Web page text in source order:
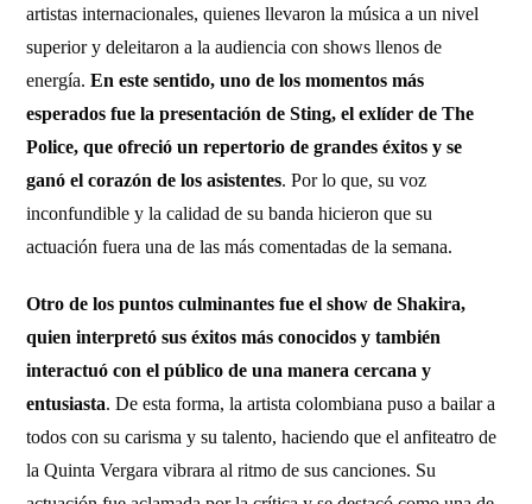
artistas internacionales, quienes llevaron la música a un nivel
superior y deleitaron a la audiencia con shows llenos de
energía.En este sentido, uno de los momentos más
esperados fue la presentación de Sting, el exlíder de The
Police, que ofreció un repertorio de grandes éxitos y se
ganó el corazón de los asistentes. Por lo que, su voz
inconfundible y la calidad de su banda hicieron que su
actuación fuera una de las más comentadas de la semana.
Otro de los puntos culminantes fue el show de Shakira,
quien interpretó sus éxitos más conocidos y también
interactuó con el público de una manera cercana y
entusiasta. De esta forma, la artista colombiana puso a bailar a
todos con su carisma y su talento, haciendo que el anfiteatro de
la Quinta Vergara vibrara al ritmo de sus canciones. Su